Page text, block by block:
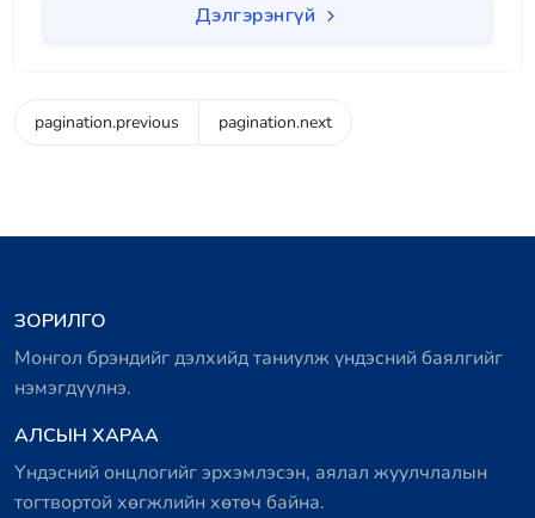
Дэлгэрэнгүй
pagination.previous pagination.next
ЗОРИЛГО
Монгол брэндийг дэлхийд таниулж үндэсний баялгийг
нэмэгдүүлнэ.
АЛСЫН ХАРАА
Үндэсний онцлогийг эрхэмлэсэн, аялал жуулчлалын
тогтвортой хөгжлийн хөтөч байна.